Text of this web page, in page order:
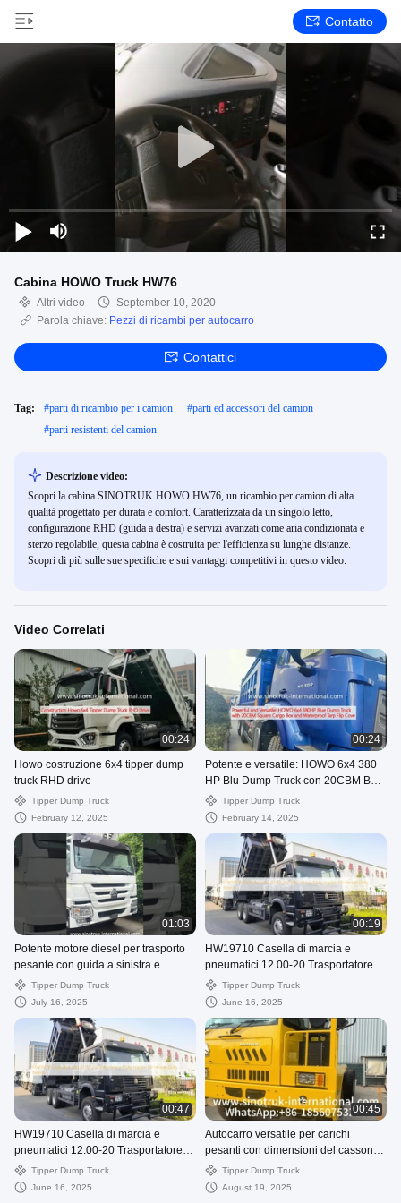
Contatto
Cabina HOWO Truck HW76
Altri video
September 10, 2020
Parola chiave: Pezzi di ricambi per autocarro
Contattici
Tag: #parti di ricambio per i camion #parti ed accessori del camion
#parti resistenti del camion
Descrizione video:
Scopri la cabina SINOTRUK HOWO HW76, un ricambio per camion di alta
qualità progettato per durata e comfort. Caratterizzata da un singolo letto,
configurazione RHD (guida a destra) e servizi avanzati come aria condizionata e
sterzo regolabile, questa cabina è costruita per l'efficienza su lunghe distanze.
Scopri di più sulle sue specifiche e sui vantaggi competitivi in questo video.
Video Correlati
00:24
Howo costruzione 6x4 tipper dump
truck RHD drive
Tipper Dump Truck
February 12, 2025
00:24
Potente e versatile: HOWO 6x4 380
HP Blu Dump Truck con 20CBM Box
di carico quadrato e impermeabile
Tarp Flip Cove
Tipper Dump Truck
February 14, 2025
01:03
Potente motore diesel per trasporto
pesante con guida a sinistra e
trasporto intensivo
Tipper Dump Truck
July 16, 2025
00:19
HW19710 Casella di marcia e
pneumatici 12.00-20 Trasportatore
pesante per esigenze pesanti
Tipper Dump Truck
June 16, 2025
00:47
HW19710 Casella di marcia e
pneumatici 12.00-20 Trasportatore
pesante per esigenze pesanti
Tipper Dump Truck
June 16, 2025
00:45
Autocarro versatile per carichi
pesanti con dimensioni del cassone
5800*3200*1800mm e cabina HW7D
Tipper Dump Truck
August 19, 2025